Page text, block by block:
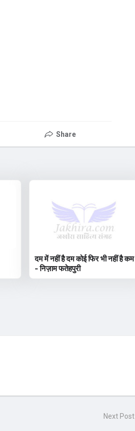
Share
दम में नहीं है दम कोई फिर भी नहीं है कम
- निज़ाम फतेहपुरी
Next Post